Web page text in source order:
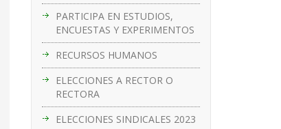
PARTICIPA EN ESTUDIOS,
ENCUESTAS Y EXPERIMENTOS
RECURSOS HUMANOS
ELECCIONES A RECTOR O
RECTORA
ELECCIONES SINDICALES 2023